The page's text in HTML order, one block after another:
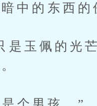
中的东西的
玉佩的光芒